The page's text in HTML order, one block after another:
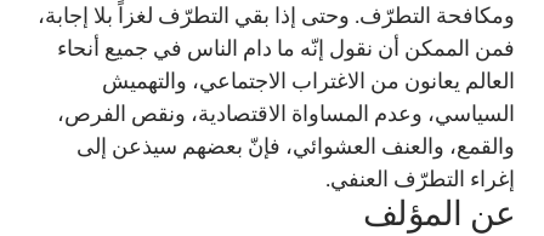
ومكافحة التطرّف. وحتى إذا بقي التطرّف لغزاً بلا إجابة،
فمن الممكن أن نقول إنّه ما دام الناس في جميع أنحاء
العالم يعانون من الاغتراب الاجتماعي، والتهميش
السياسي، وعدم المساواة الاقتصادية، ونقص الفرص،
والقمع، والعنف العشوائي، فإنّ بعضهم سيذعن إلى
إغراء التطرّف العنفي.
عن المؤلف